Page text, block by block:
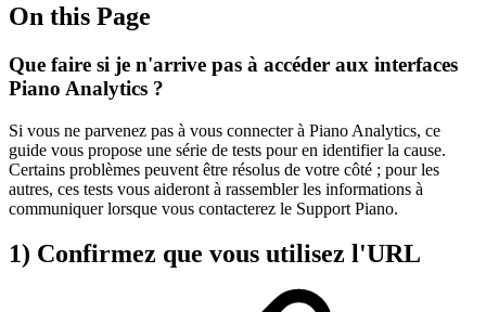
On this Page
Que faire si je n'arrive pas à accéder aux interfaces
Piano Analytics ?
Si vous ne parvenez pas à vous connecter à Piano Analytics, ce
guide vous propose une série de tests pour en identifier la cause.
Certains problèmes peuvent être résolus de votre côté ; pour les
autres, ces tests vous aideront à rassembler les informations à
communiquer lorsque vous contacterez le Support Piano.
1) Confirmez que vous utilisez l'URL